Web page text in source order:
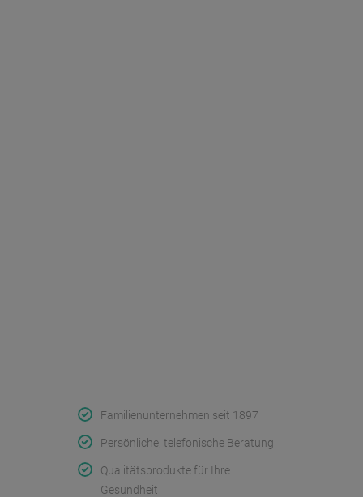
Familienunternehmen seit 1897
Persönliche, telefonische Beratung
Qualitätsprodukte für Ihre
Gesundheit